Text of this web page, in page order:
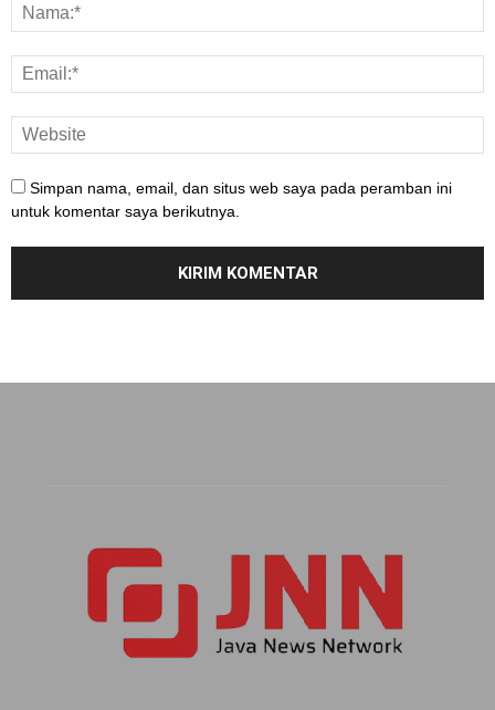
Simpan nama, email, dan situs web saya pada peramban ini
untuk komentar saya berikutnya.